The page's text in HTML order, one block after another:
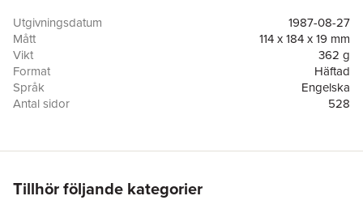
fate of Troy. The Iliad not only paints an intimate picture of
individual experience, but also offers a universal perspective in
which human loss and suffering are set against a vast and
unpitying divine background where fickle, quarrelsome gods
decide the fate of men.Translated with an Introduction by Martin
Hammond
Utgivningsdatum
1987-08-27
Mått
114 x 184 x 19 mm
Vikt
362 g
Format
Häftad
Språk
Engelska
Antal sidor
528
Översättare
Martin Hammond
Tillhör följande kategorier